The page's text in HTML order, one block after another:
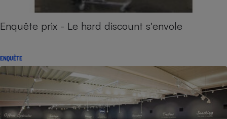
Enquête prix - Le hard discount s'envole
ENQUÊTE